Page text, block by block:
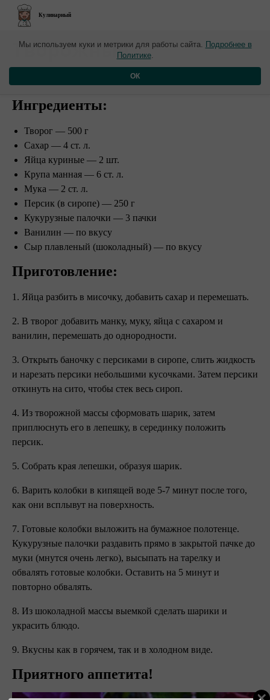
Кулинарный
​Творожные
"Солнышки"
Ингредиенты:
Творог — 500 г
Сахар — 4 ст. л.
Яйца куриные — 2 шт.
Крупа манная — 6 ст. л.
Мука — 2 ст. л.
Персик (в сиропе) — 250 г
Кукурузные палочки — 3 пачки
Ванилин — по вкусу
Сыр плавленый (шоколадный) — по вкусу
Приготовление:
1. Яйца разбить в мисочку, добавить сахар и перемешать.
2. В творог добавить манку, муку, яйца с сахаром и
ванилин, перемешать до однородности.
3. Открыть баночку с персиками в сиропе, слить жидкость
и нарезать персики небольшими кусочками. Затем персики
откинуть на сито, чтобы стек весь сироп.
4. Из творожной массы сформовать шарик, затем
приплюснуть его в лепешку, в серединку положить
персик.
5. Собрать края лепешки, образуя шарик.
6. Варить колобки в кипящей воде 5-7 минут после того,
как они всплывут на поверхность.
7. Готовые колобки выложить на бумажное полотенце.
Кукурузные палочки раздавить прямо в закрытой пачке до
муки (мнутся очень легко), высыпать на тарелку и
обвалять готовые колобки. Оставить на 5 минут и
повторно обвалять.
8. Из шоколадной массы выемкой сделать шарики и
украсить блюдо.
9. Вкусны как в горячем, так и в холодном виде.
Приятного аппетита!
Мы используем куки и метрики для работы сайта. Подробнее в
Политике.
ОК